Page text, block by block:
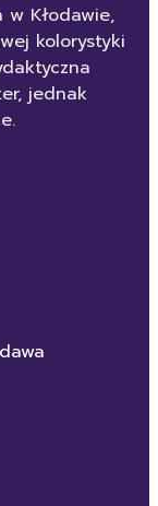
w Kłodawie,
kolorystyki
jednak